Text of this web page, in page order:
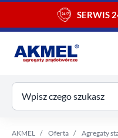
SERWIS
koszyk
Wpisz czego szukasz
AKMEL Oferta Agregaty